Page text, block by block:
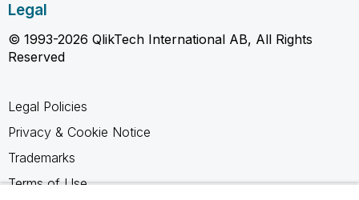
Legal
© 1993-2026 QlikTech International AB, All Rights
Reserved
Legal Policies
Privacy & Cookie Notice
Trademarks
Terms of Use